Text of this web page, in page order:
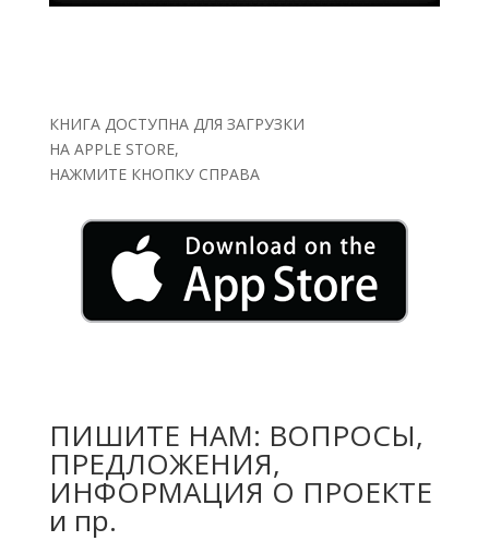
КНИГА ДОСТУПНА ДЛЯ ЗАГРУЗКИ
НА APPLE STORE,
НАЖМИТЕ КНОПКУ СПРАВА
ПИШИТЕ НАМ: ВОПРОСЫ,
ПРЕДЛОЖЕНИЯ,
ИНФОРМАЦИЯ О ПРОЕКТЕ
и пр.